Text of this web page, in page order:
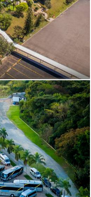
0
0